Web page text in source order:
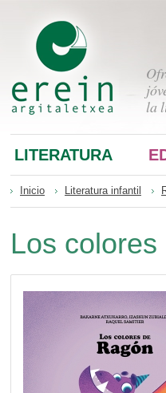
la
LITERATURA
Inicio Literatura infantil
Los